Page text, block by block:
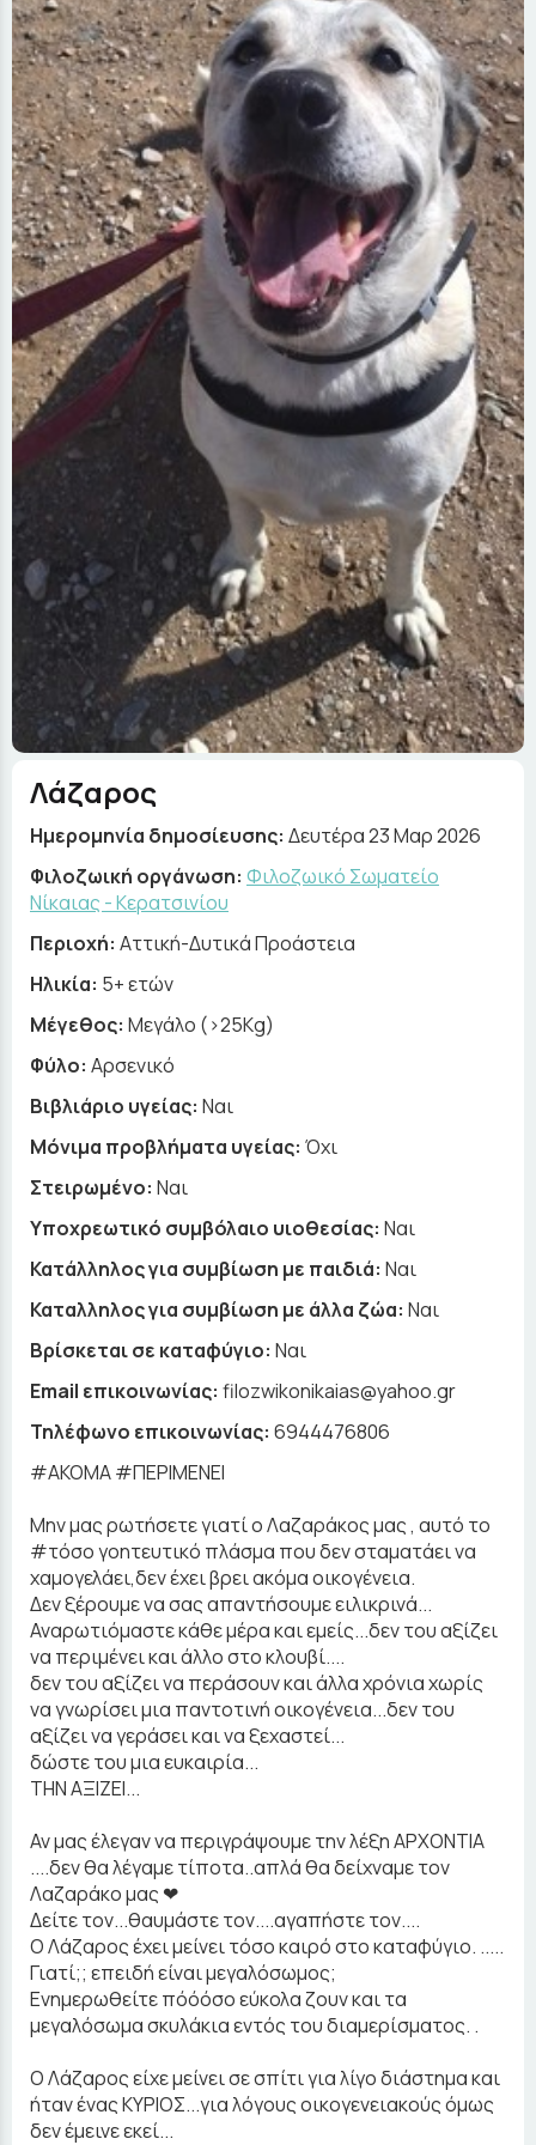
Λάζαρος
Ημερομηνία δημοσίευσης: Δευτέρα 23 Μαρ 2026
Φιλοζωική οργάνωση: Φιλοζωικό Σωματείο
Νίκαιας - Κερατσινίου
Περιοχή: Αττική-Δυτικά Προάστεια
Ηλικία: 5+ ετών
Μέγεθος: Μεγάλο (>25Kg)
Φύλο: Αρσενικό
Βιβλιάριο υγείας: Ναι
Μόνιμα προβλήματα υγείας: Όχι
Στειρωμένο: Ναι
Υποχρεωτικό συμβόλαιο υιοθεσίας: Ναι
Κατάλληλος για συμβίωση με παιδιά: Ναι
Καταλληλος για συμβίωση με άλλα ζώα: Ναι
Βρίσκεται σε καταφύγιο: Ναι
Email επικοινωνίας: filozwikonikaias@yahoo.gr
Τηλέφωνο επικοινωνίας: 6944476806
#ΑΚΟΜΑ #ΠΕΡΙΜΕΝΕΙ
Μην μας ρωτήσετε γιατί ο Λαζαράκος μας , αυτό το
#τόσο γοητευτικό πλάσμα που δεν σταματάει να
χαμογελάει,δεν έχει βρει ακόμα οικογένεια.
Δεν ξέρουμε να σας απαντήσουμε ειλικρινά...
Αναρωτιόμαστε κάθε μέρα και εμείς...δεν του αξίζει
να περιμένει και άλλο στο κλουβί....
δεν του αξίζει να περάσουν και άλλα χρόνια χωρίς
να γνωρίσει μια παντοτινή οικογένεια...δεν του
αξίζει να γεράσει και να ξεχαστεί...
δώστε του μια ευκαιρία...
ΤΗΝ ΑΞΙΖΕΙ...
Αν μας έλεγαν να περιγράψουμε την λέξη ΑΡΧΟΝΤΙΑ
....δεν θα λέγαμε τίποτα..απλά θα δείχναμε τον
Λαζαράκο μας ❤
Δείτε τον...θαυμάστε τον....αγαπήστε τον....
Ο Λάζαρος έχει μείνει τόσο καιρό στο καταφύγιο. .....
Γιατί;; επειδή είναι μεγαλόσωμος;
Ενημερωθείτε πόόόσο εύκολα ζουν και τα
μεγαλόσωμα σκυλάκια εντός του διαμερίσματος. .
Ο Λάζαρος είχε μείνει σε σπίτι για λίγο διάστημα και
ήταν ένας ΚΥΡΙΟΣ...για λόγους οικογενειακούς όμως
δεν έμεινε εκεί...